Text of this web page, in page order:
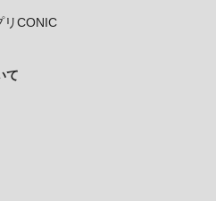
リCONIC
て